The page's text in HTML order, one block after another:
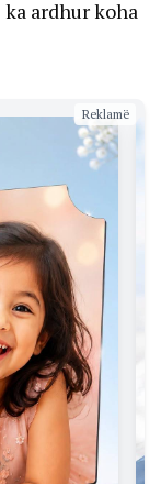
ardhur koha
Reklamë